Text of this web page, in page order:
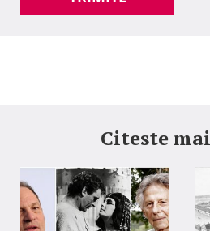
Citeste